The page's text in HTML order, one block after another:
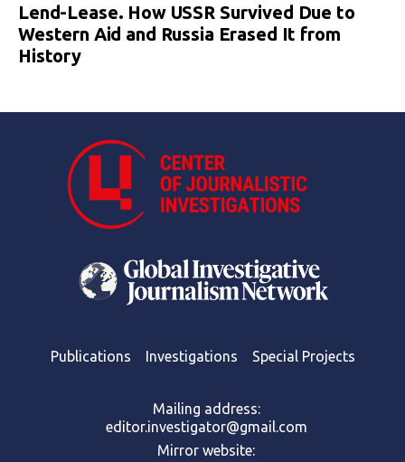
Lend-Lease. How USSR Survived Due to
Western Aid and Russia Erased It from
History
Publications Investigations Special Projects
Mailing address:
editor.investigator@gmail.com
Mirror website: